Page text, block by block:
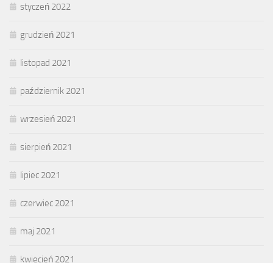
styczeń 2022
grudzień 2021
listopad 2021
październik 2021
wrzesień 2021
sierpień 2021
lipiec 2021
czerwiec 2021
maj 2021
kwiecień 2021